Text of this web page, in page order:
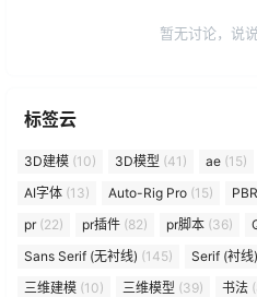
暂无讨论，说
标签云
3D建模 (10) 3D模型 (41) ae (15)
AI字体 (13) Auto-Rig Pro (15)
pr(22) pr插件 (82) pr脚本 (36)
Sans Serif (无衬线) (145) Serif (衬线)
三维建模 (10) 三维模型 (39) 书法